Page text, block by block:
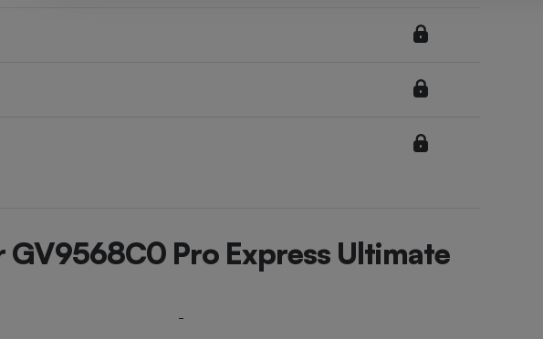
Pro Express Ultimate
-